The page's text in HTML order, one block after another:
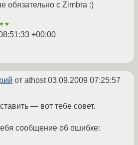
обязательно с Zimbra :)
+00:00
от athost03.09.2009 07:25:57
— вот тебе совет.
сообщение об ошибке: